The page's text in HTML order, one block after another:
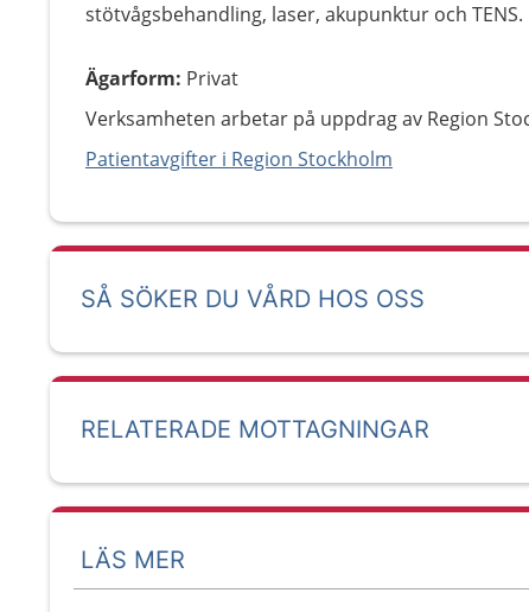
stötvågsbehandling, laser, akupunktur och TENS.
Ägarform: Privat
Verksamheten arbetar på uppdrag av Region
Patientavgifter i Region Stockholm
SÅ SÖKER DU VÅRD HOS OSS
RELATERADE MOTTAGNINGAR
LÄS MER